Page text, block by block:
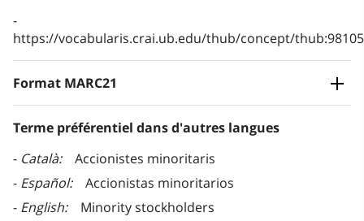
https://vocabularis.crai.ub.edu/thub/concept/
Format MARC21
Terme préférentiel dans d'autres langues
Català
Accionistes minoritaris
Español
Accionistas minoritarios
English
Minority stockholders